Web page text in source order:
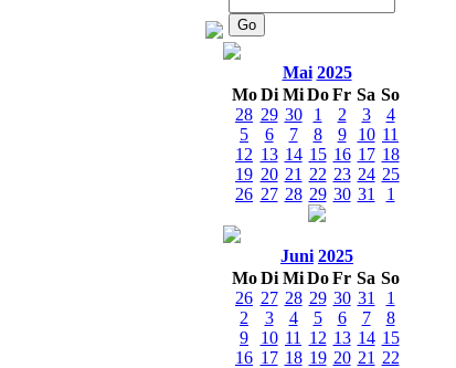
Mai 2025
Mo Di MiDo Fr Sa So
28 29 30 1 2 3
4
5
6 7 8 9 10 11
12 13 14 15 16 17 18
19 20 21 22 23 24 25
26 27 28 29 30 31 1
Juni 2025
Mo Di MiDo Fr Sa So
26 27 28 29 30 31
1
2
3 4 5 6 7
8
9
10 11 12 13 14 15
16 17 18 19 20 21 22